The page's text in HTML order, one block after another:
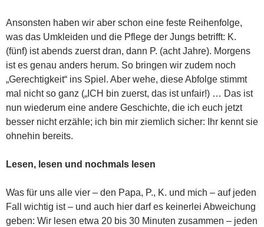
Ansonsten haben wir aber schon eine feste Reihenfolge,
was das Umkleiden und die Pflege der Jungs betrifft: K.
(fünf) ist abends zuerst dran, dann P. (acht Jahre). Morgens
ist es genau anders herum. So bringen wir zudem noch
„Gerechtigkeit“ ins Spiel. Aber wehe, diese Abfolge stimmt
mal nicht so ganz („ICH bin zuerst, das ist unfair!) … Das ist
nun wiederum eine andere Geschichte, die ich euch jetzt
besser nicht erzähle; ich bin mir ziemlich sicher: Ihr kennt sie
ohnehin bereits.
Lesen, lesen und nochmals lesen
Was für uns alle vier – den Papa, P., K. und mich – auf jeden
Fall wichtig ist – und auch hier darf es keinerlei Abweichung
geben: Wir lesen etwa 20 bis 30 Minuten zusammen – jeden